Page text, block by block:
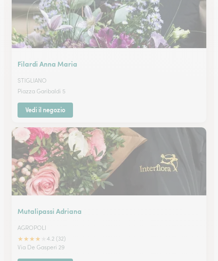
Filardi Anna Maria
STIGLIANO
Piazza Garibaldi 5
Vedi il negozio
Mutalipassi Adriana
AGROPOLI
★★★★
4.2 (32)
Via De Gasperi 29